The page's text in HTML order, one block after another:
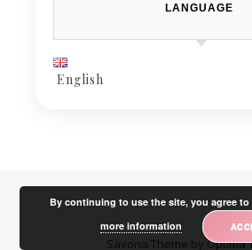
LANGUAGE
English
Savona Theme byOptima
By continuing to use the site, you agree
more information